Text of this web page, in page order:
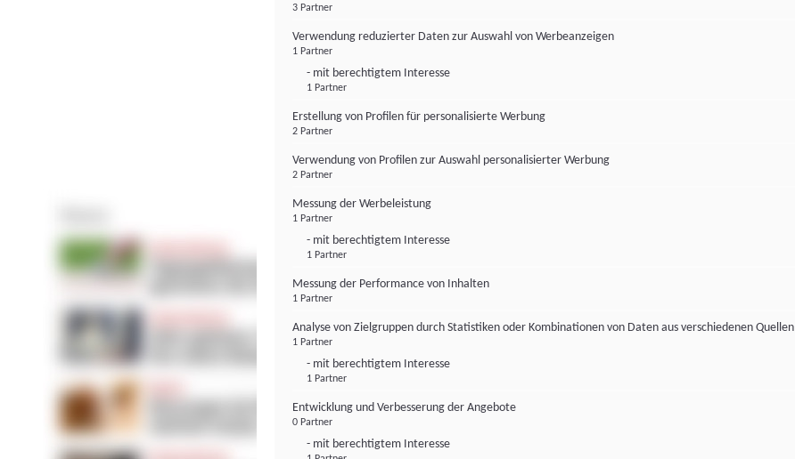
3 Partner
Verwendung reduzierter Daten zur Auswahl von Werbeanzeigen
1 Partner
- mit berechtigtem Interesse
1 Partner
Erstellung von Profilen für personalisierte Werbung
2 Partner
Verwendung von Profilen zur Auswahl personalisierter Werbung
2 Partner
Messung der Werbeleistung
1 Partner
- mit berechtigtem Interesse
1 Partner
Messung der Performance von Inhalten
1 Partner
Analyse von Zielgruppen durch Statistiken oder Kombinationen von Daten aus verschiedenen Quellen
1 Partner
- mit berechtigtem Interesse
1 Partner
Entwicklung und Verbesserung der Angebote
0 Partner
- mit berechtigtem Interesse